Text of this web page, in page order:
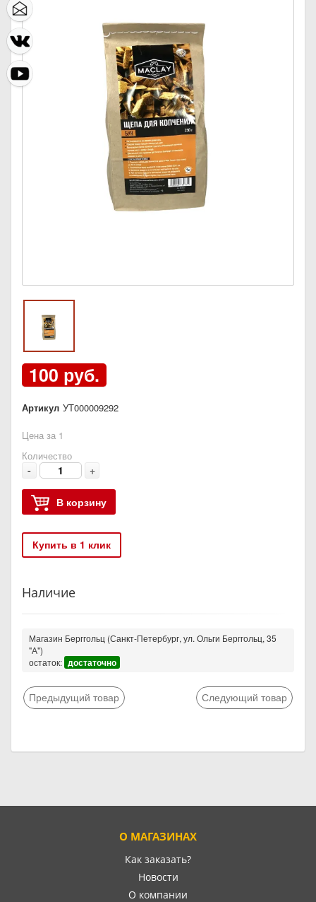
100 руб.
Артикул УТ000009292
Цена за 1
Количество
- +
В корзину
Купить в 1 клик
Наличие
Магазин Берггольц (Санкт-Петербург, ул. Ольги Берггольц, 35
"А")
остаток: достаточно
Предыдущий товар Следующий товар
О МАГАЗИНАХ
Как заказать?
Новости
О компании